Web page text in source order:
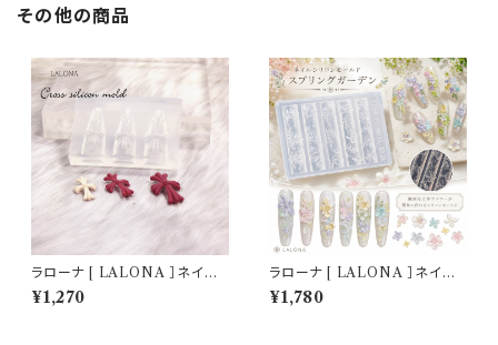
その他の商品
ラローナ [ LALONA ］ネイル
シリコンモールド ( クロス・3デ
ザイン ) ジェルネイル/レジン/
¥1,270
ラローナ [ LALONA ］ネイル
シリコンモールド ( スプリングガ
ーデン ) ジェルネイル/レジン/
¥1,780